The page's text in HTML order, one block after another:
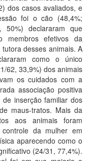
dos casos avaliados, e
foi o cão (48,4%;
50%) declararam que
membros efetivos da
desses animais. A
como o único
62, 33,9%) dos animais
os cuidados com a
associação positiva
inserção familiar dos
maus-tratos. Mais da
aos animais foram
da mulher em
aparecendo como o
(24/31, 77,4%).